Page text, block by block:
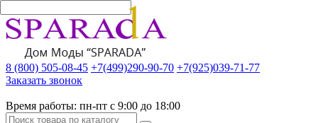
8 (800) 505-08-45 +7(499)290-90-70 +7(925)039-71-77
Заказать звонок
Время работы: пн-пт с 9:00 до 18:00